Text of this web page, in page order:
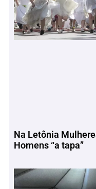
Na Letônia
Homens “a tapa”